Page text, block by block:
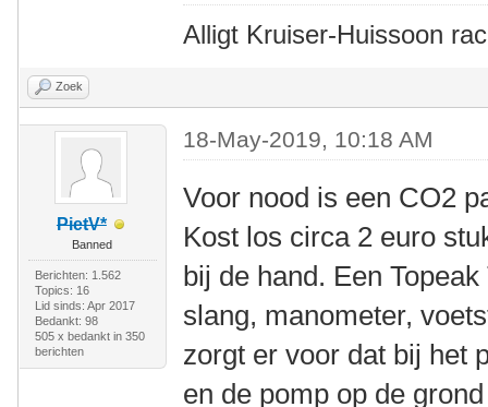
Alligt Kruiser-Huissoon
Zoek
PietV*
Banned
Berichten: 1.562
Topics: 16
Lid sinds: Apr 2017
Bedankt: 98
505 x bedankt in 350
berichten
18-May-2019, 10:18 AM
Voor nood is een CO2
Kost los circa 2 euro
bij de hand. Een
slang, manometer,
zorgt er voor dat bij het
en de pomp op de